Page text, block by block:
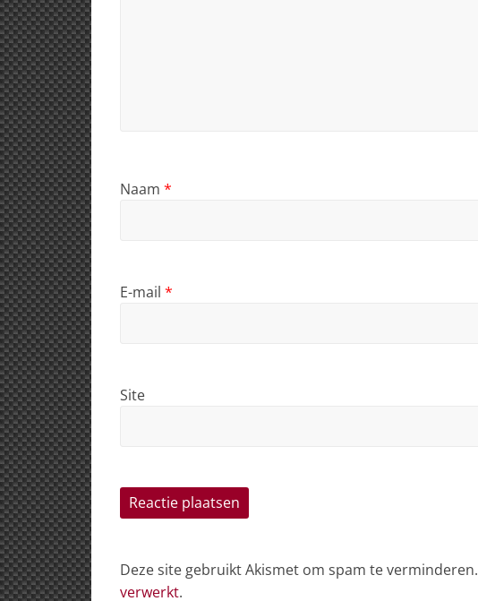
Naam *
E-mail *
Site
Deze site gebruikt Akismet om spam te verminderen.
verwerkt.